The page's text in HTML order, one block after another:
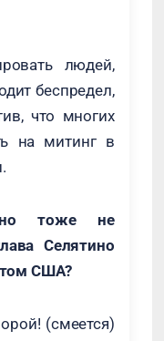
людей,
беспредел,
что многих
на митинг в
тоже не
Селятино
США?
(смеется)